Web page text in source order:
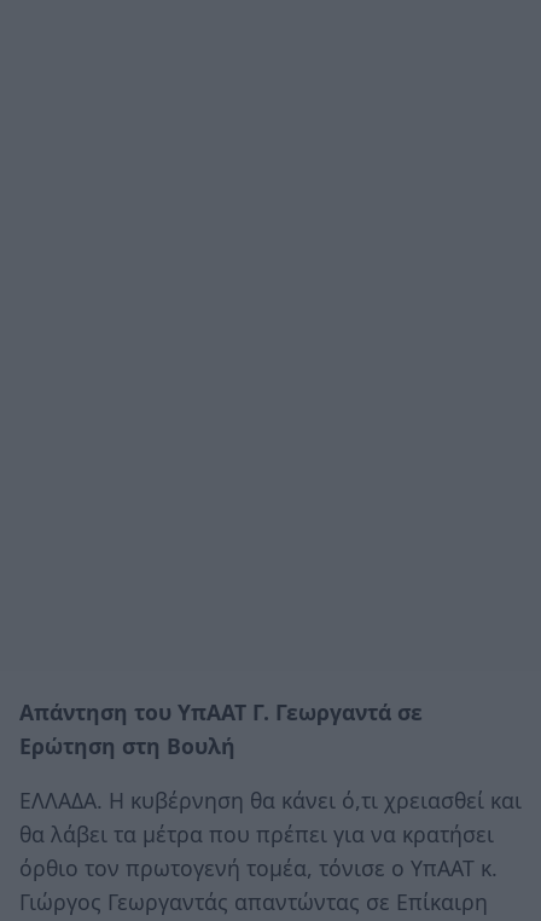
Απάντηση του ΥπΑΑΤ Γ. Γεωργαντά σε
Ερώτηση στη Βουλή
ΕΛΛΑΔΑ. Η κυβέρνηση θα κάνει ό,τι χρειασθεί και
θα λάβει τα μέτρα που πρέπει για να κρατήσει
όρθιο τον πρωτογενή τομέα, τόνισε ο ΥπΑΑΤ κ.
Γιώργος Γεωργαντάς απαντώντας σε Επίκαιρη